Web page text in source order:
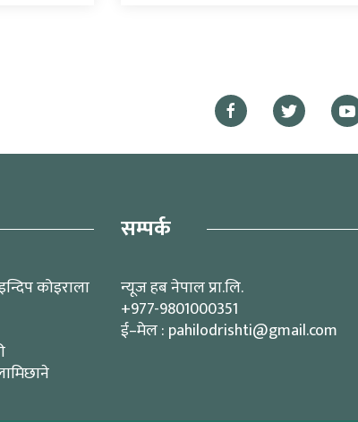
कोइराला
सम्पर्क
न्यूज हब नेपाल प्रा.लि.
+977-9801000351
ई–मेल : pahilodrishti@gmail.com